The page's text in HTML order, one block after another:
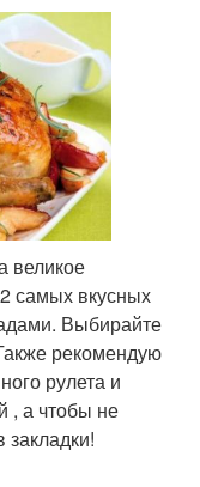
великое
самых вкусных
Выбирайте
рекомендую
рулета и
, а чтобы не
закладки!